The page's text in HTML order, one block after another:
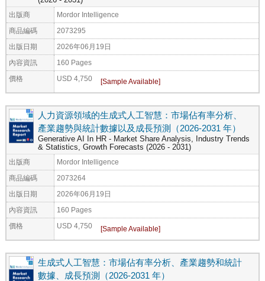
出版商 Mordor Intelligence
商品編碼 2073295
出版日期 2026年06月19日
內容資訊 160 Pages
價格 USD 4,750
人力資源領域的生成式人工智慧：市場佔有率分析、
產業趨勢與統計數據以及成長預測（2026-2031 年）
Generative AI In HR - Market Share Analysis, Industry Trends
& Statistics, Growth Forecasts (2026 - 2031)
出版商 Mordor Intelligence
商品編碼 2073264
出版日期 2026年06月19日
內容資訊 160 Pages
價格 USD 4,750
生成式人工智慧：市場佔有率分析、產業趨勢和統計
數據、成長預測（2026-2031 年）